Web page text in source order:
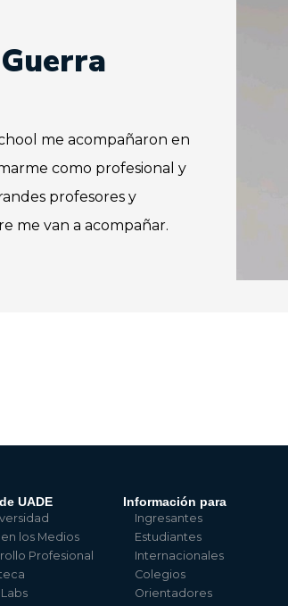
me acompañaron en
como profesional y
profesores y
me van a acompañar.
UADE
en los Medios
Profesional
Información para
Ingresantes
Estudiantes
Internacionales
Colegios
Orientadores